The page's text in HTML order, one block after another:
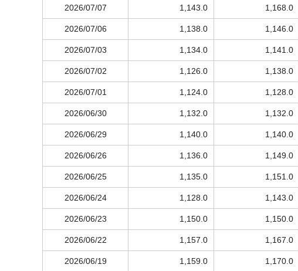
2026/07/07 1,143.0 1,168.0
2026/07/06 1,138.0 1,146.0
2026/07/03 1,134.0 1,141.0
2026/07/02 1,126.0 1,138.0
2026/07/01 1,124.0 1,128.0
2026/06/30 1,132.0 1,132.0
2026/06/29 1,140.0 1,140.0
2026/06/26 1,136.0 1,149.0
2026/06/25 1,135.0 1,151.0
2026/06/24 1,128.0 1,143.0
2026/06/23 1,150.0 1,150.0
2026/06/22 1,157.0 1,167.0
2026/06/19 1,159.0 1,170.0